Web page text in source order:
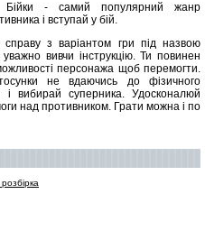
- самий популярний жанр
і вступай у бій.
з варіантом гри під назвою
вивчи інструкцію. Ти повинен
персонажа щоб перемогти.
не вдаючись до фізичного
і вибирай суперника. Удосконалюй
над противником. Грати можна і по